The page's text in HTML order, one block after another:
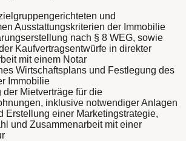
und
Ausstattungskriterien der Immobilie
nach § 8 WEG, sowie
Kaufvertragsentwürfe in direkter
mit einem Notar
Wirtschaftsplans und Festlegung des
Immobilie
der Mietverträge für die
inklusive notwendiger Anlagen
Erstellung einer Marketingstrategie,
und Zusammenarbeit mit einer